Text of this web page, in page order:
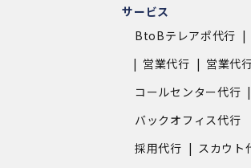
サービス
BtoBテレアポ代行
営業代行
営業代
コールセンター代行
バックオフィス代行
採用代行
スカウト